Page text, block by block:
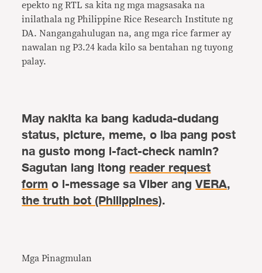
epekto ng RTL sa kita ng mga magsasaka na
inilathala ng Philippine Rice Research Institute ng
DA. Nangangahulugan na, ang mga rice farmer ay
nawalan ng P3.24 kada kilo sa bentahan ng tuyong
palay.
May nakita ka bang kaduda-dudang
status, picture, meme, o iba pang post
na gusto mong i-fact-check namin?
Sagutan lang itongreader request
formo i-message sa Viber angVERA,
the truth bot (Philippines).
Mga Pinagmulan